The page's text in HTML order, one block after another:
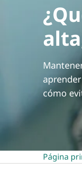
cómo
Página